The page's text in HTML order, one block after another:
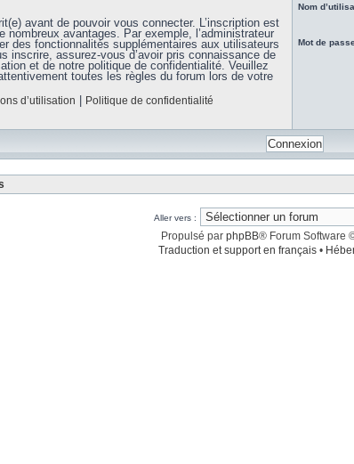
avant de pouvoir vous connecter. L’inscription est
nombreux avantages. Par exemple, l’administrateur
des fonctionnalités supplémentaires aux utilisateurs
inscrire, assurez-vous d’avoir pris connaissance de
et de notre politique de confidentialité. Veuillez
toutes les règles du forum lors de votre
d’utilisation Politique de confidentialité
Nom
Mot de
Aller vers :
Propulsé par phpBB® Forum Software
Traduction et support en français•